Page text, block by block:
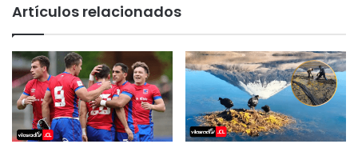
Artículos relacionados